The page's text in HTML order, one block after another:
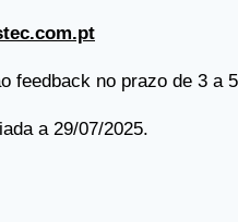
feedback no prazo de 3 a
a 29/07/2025.